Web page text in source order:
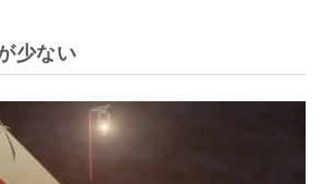
少ない